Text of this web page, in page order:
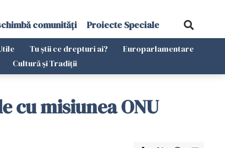
comunități Proiecte Speciale
Tu știi ce drepturi ai?
Europarlamentare
Cultură și Tradiții
misiunea ONU